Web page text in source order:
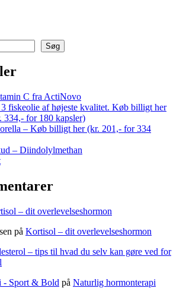
Søg
C fra ActiNovo
fiskeolie af højeste kvalitet. Køb billigt her
for 180 kapsler)
– Køb billigt her (kr. 201,- for 334
– Diindolylmethan
– dit overlevelseshormon
på Kortisol – dit overlevelseshormon
– tips til hvad du selv kan gøre ved for
- Sport & Bold på Naturlig hormonterapi